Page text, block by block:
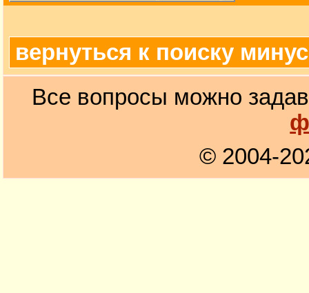
вернуться к поиску
Все вопросы можно
© 2004-